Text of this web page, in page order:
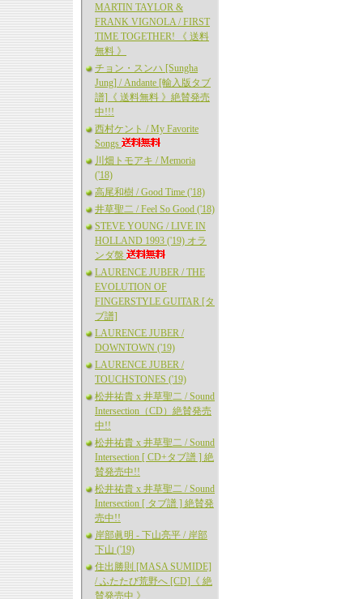
MARTIN TAYLOR &
FRANK VIGNOLA / FIRST
TIME TOGETHER! 《 送料
無料 》
チョン・スンハ [Sungha
Jung] / Andante [輸入版タブ
譜]《 送料無料 》絶賛発売
中!!!
西村ケント / My Favorite
Songs
川畑トモアキ / Memoria
('18)
高尾和樹 / Good Time ('18)
井草聖二 / Feel So Good ('18)
STEVE YOUNG / LIVE IN
HOLLAND 1993 ('19) オラ
ンダ盤
LAURENCE JUBER / THE
EVOLUTION OF
FINGERSTYLE GUITAR [タ
ブ譜]
LAURENCE JUBER /
DOWNTOWN ('19)
LAURENCE JUBER /
TOUCHSTONES ('19)
松井祐貴 x 井草聖二 / Sound
Intersection（CD）絶賛発売
中!!
松井祐貴 x 井草聖二 / Sound
Intersection [ CD+タブ譜 ] 絶
賛発売中!!
松井祐貴 x 井草聖二 / Sound
Intersection [ タブ譜 ] 絶賛発
売中!!
岸部眞明 - 下山亮平 / 岸部
下山 ('19)
住出勝則 [MASA SUMIDE]
/ ふたたび荒野へ [CD]《 絶
賛発売中 》